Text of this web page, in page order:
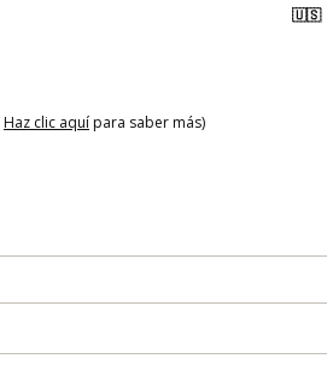
🇺🇸
Haz clic aquí para saber más)